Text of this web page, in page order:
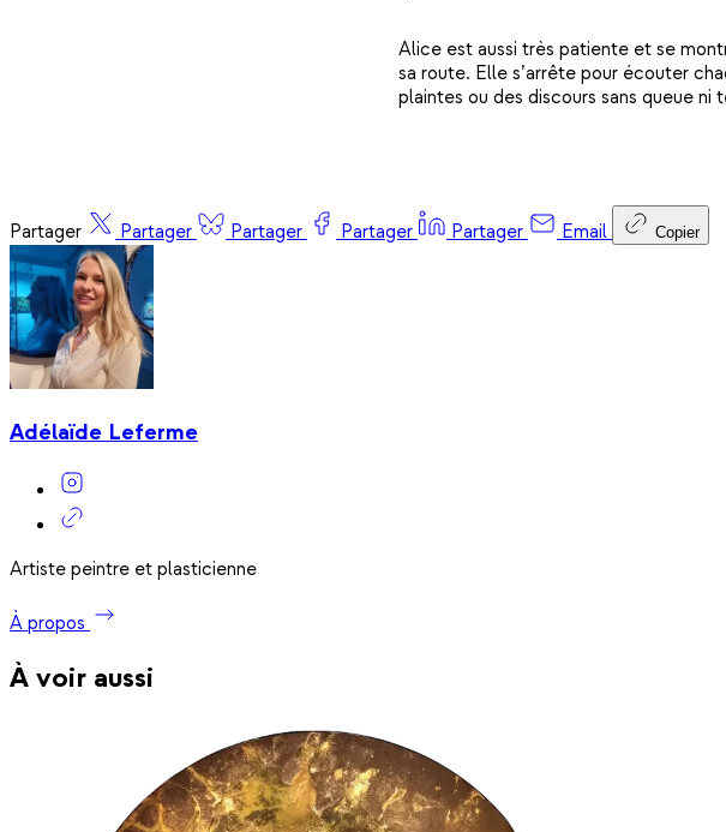
Alice est aussi très patiente et se
sa route. Elle s’arrête pour écouter
plaintes ou des discours sans queue ni
Partager Partager Partager Partager Partager Email Copier
Adélaïde Leferme
Artiste peintre et plasticienne
À propos
À voir aussi